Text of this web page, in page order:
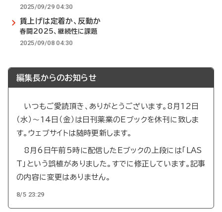
2025/09/29 04:30
賃上げは定着か、反動か
春闘2025、継続性に課題
2025/09/08 04:30
編集長からのお知らせ
いつもご愛読頂き、ありがとうございます。8月12日
（水）～14日（金）は日刊薬業のEブックを休刊に致しま
す。ウェブサイトは随時更新します。
8月6日午前5時に配信したEブックの上段には「LAS
T」という誤植がありました。すでに修正しています。記事
の内容に変更はありません。
8/5 23:29